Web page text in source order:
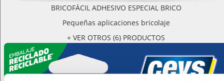
BRICOFÁCIL ADHESIVO ESPECIAL BRICO
Pequeñas aplicaciones bricolaje
+ VER OTROS (6) PRODUCTOS